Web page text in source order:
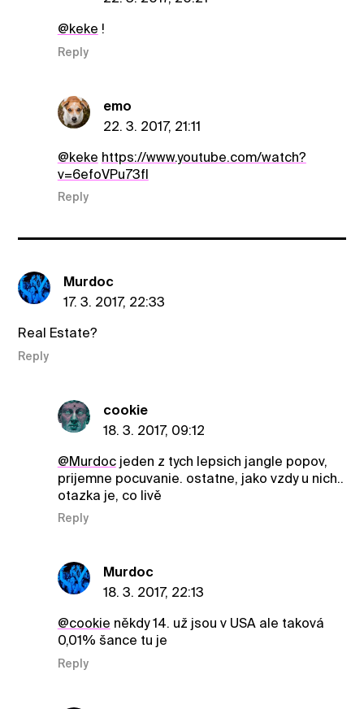
@keke !
Reply
emo
22. 3. 2017, 21:11
@keke https://www.youtube.com/watch?
v=6efoVPu73fI
Reply
Murdoc
17. 3. 2017, 22:33
Real Estate?
Reply
cookie
18. 3. 2017, 09:12
@Murdocjeden z tych lepsich jangle popov,
prijemne pocuvanie. ostatne, jako vzdy u nich..
otazka je, co livě
Reply
Murdoc
18. 3. 2017, 22:13
@cookie někdy 14. už jsou v USA ale taková
0,01% šance tu je
Reply